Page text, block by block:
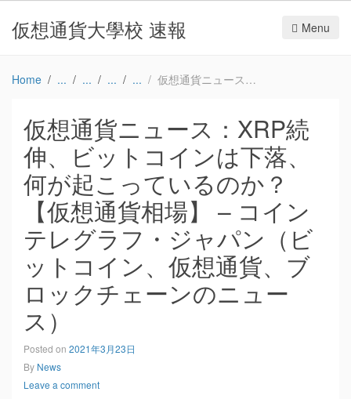
仮想通貨大學校 速報 Menu
Home 仮想通貨ニュース：XRP続伸、ビットコインは下落、何が起こっているのか？【仮想通貨相場】 – コインテレグラフ・ジャパン（ビットコイン、仮想通貨、ブロックチェーンのニュース）
仮想通貨ニュース：XRP続
伸、ビットコインは下落、
何が起こっているのか？
【仮想通貨相場】 – コイン
テレグラフ・ジャパン（ビ
ットコイン、仮想通貨、ブ
ロックチェーンのニュー
ス）
Posted on 2021年3月23日
By News
Leave a comment